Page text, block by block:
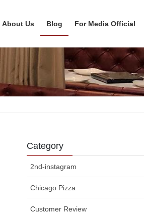
About Us Blog For Media Official
Category
2nd-instagram
Chicago Pizza
Customer Review